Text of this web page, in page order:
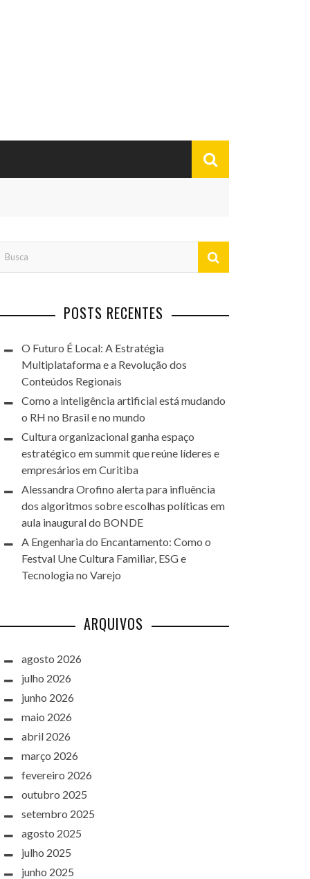
POSTS RECENTES
O Futuro É Local: A Estratégia
Multiplataforma e a Revolução dos
Conteúdos Regionais
Como a inteligência artificial está mudando
o RH no Brasil e no mundo
Cultura organizacional ganha espaço
estratégico em summit que reúne líderes e
empresários em Curitiba
Alessandra Orofino alerta para influência
dos algoritmos sobre escolhas políticas em
aula inaugural do BONDE
A Engenharia do Encantamento: Como o
Festval Une Cultura Familiar, ESG e
Tecnologia no Varejo
ARQUIVOS
agosto 2026
julho 2026
junho 2026
maio 2026
abril 2026
março 2026
fevereiro 2026
outubro 2025
setembro 2025
agosto 2025
julho 2025
junho 2025